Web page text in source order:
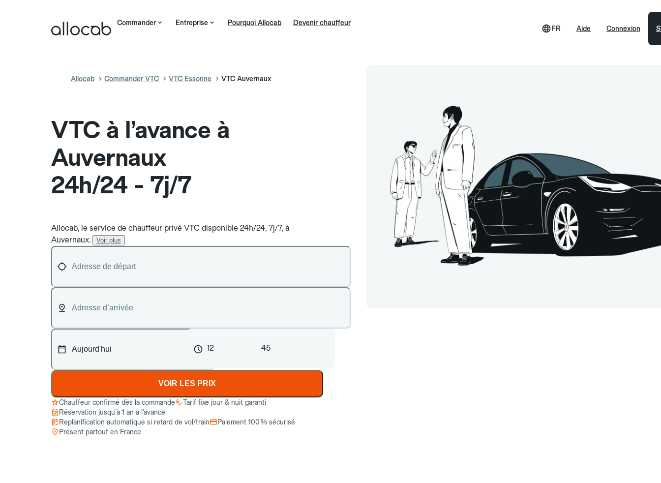
Commander Entreprise Pourquoi Allocab Devenir chauffeur
Aide
FR Connexion
Allocab Commander VTC VTC Essonne VTC Auvernaux
VTC à l’avance à
Auvernaux
24h/24 - 7j/7
Allocab, le service de chauffeur privé VTC disponible 24h/24, 7j/7, à
Auvernaux.
Voir plus
12 45
VOIR LES PRIX
Chauffeur confirmé dès la commande
Tarif fixe jour & nuit garanti
Réservation jusqu’à 1 an à l’avance
Replanification automatique si retard de vol/train
Paiement 100 % sécurisé
Présent partout en France